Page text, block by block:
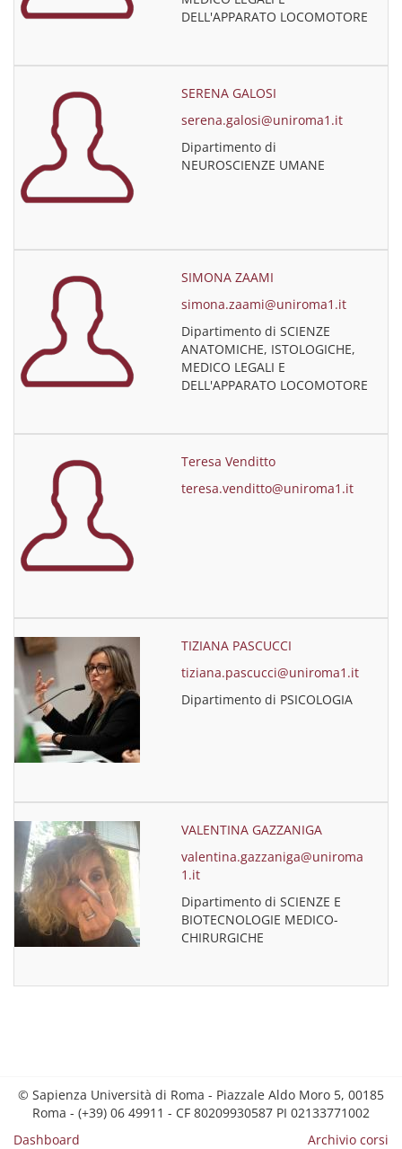
DELL'APPARATO LOCOMOTORE
SERENA GALOSI
serena.galosi@uniroma1.it
Dipartimento di
NEUROSCIENZE UMANE
SIMONA ZAAMI
simona.zaami@uniroma1.it
Dipartimento di SCIENZE
ANATOMICHE, ISTOLOGICHE,
MEDICO LEGALI E
DELL'APPARATO LOCOMOTORE
Teresa Venditto
teresa.venditto@uniroma1.it
TIZIANA PASCUCCI
tiziana.pascucci@uniroma1.it
Dipartimento di PSICOLOGIA
VALENTINA GAZZANIGA
valentina.gazzaniga@uniroma
1.it
Dipartimento di SCIENZE E
BIOTECNOLOGIE MEDICO-
CHIRURGICHE
© Sapienza Università di Roma - Piazzale Aldo Moro 5, 00185
Roma - (+39) 06 49911 - CF 80209930587 PI 02133771002
Dashboard
Archivio corsi